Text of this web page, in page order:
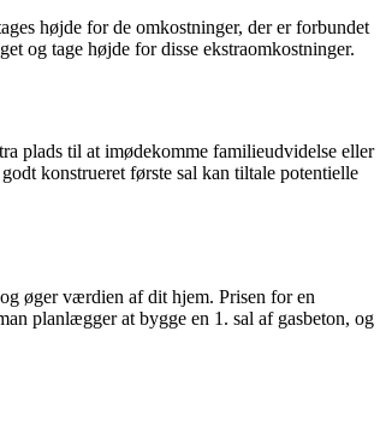
højde for de omkostninger, der er forbundet
og tage højde for disse ekstraomkostninger.
plads til at imødekomme familieudvidelse eller
konstrueret første sal kan tiltale potentielle
øger værdien af dit hjem. Prisen for en
planlægger at bygge en 1. sal af gasbeton, og